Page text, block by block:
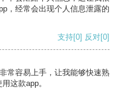
，经常会出现个人信息泄露的
支持[0] 反对[0]
常容易上手，让我能够快速熟
这款app。